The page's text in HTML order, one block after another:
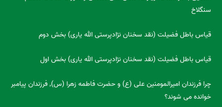
سنگلاخ
قیاس باطل فضیلت (نقد سخنان نژادپرستی الله یاری) بخش دوم
قیاس باطل فضیلت (نقد سخنان نژادپرستی الله یاری) بخش اول
چرا فرزندان امیرالمومنین علی (ع) و حضرت فاطمه زهرا (س), فرزندان پیامبر
خوانده می شوند؟